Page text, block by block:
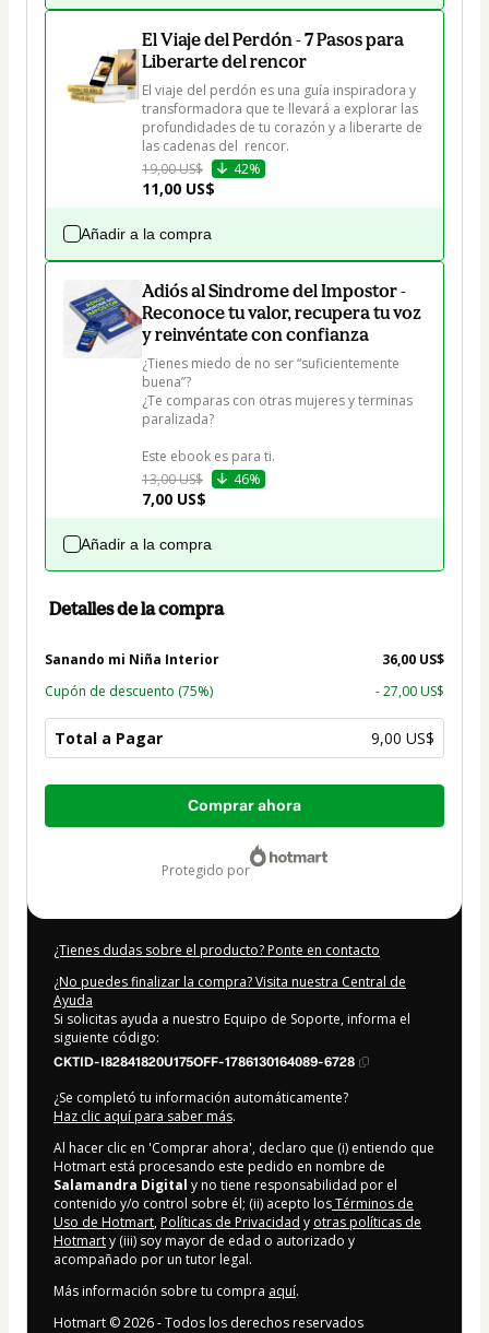
El Viaje del Perdón - 7 Pasos para
Liberarte del rencor
El viaje del perdón es una guía inspiradora y
transformadora que te llevará a explorar las
profundidades de tu corazón y a liberarte de
las cadenas del  rencor.
19,00 US$
42%
11,00 US$
Añadir a la compra
Adiós al Sindrome del Impostor -
Reconoce tu valor, recupera tu voz
y reinvéntate con confianza
¿Tienes miedo de no ser “suficientemente
buena”?
¿Te comparas con otras mujeres y terminas
paralizada?
Este ebook es para ti.
13,00 US$
46%
7,00 US$
Añadir a la compra
Detalles de la compra
Sanando mi Niña Interior
36,00 US$
Cupón de descuento (75%) - 27,00 US$
Total a Pagar 9,00 US$
Total
Comprar ahora
protegido por
¿Tienes dudas sobre el producto? Ponte en contacto
¿No puedes finalizar la compra? Visita nuestra Central de
Ayuda
Si solicitas ayuda a nuestro Equipo de Soporte, informa el
siguiente código:
CKTID-I82841820U175OFF-1786130164089-6728
¿Se completó tu información automáticamente?
Haz clic aquí para saber más.
Al hacer clic en 'Comprar ahora', declaro que (i) entiendo que
Hotmart está procesando este pedido en nombre de
Salamandra Digital y no tiene responsabilidad por el
contenido y/o control sobre él; (ii) acepto losTérminos de
Uso de Hotmart, Políticas de Privacidad y otras políticas de
Hotmarty (iii) soy mayor de edad o autorizado y
acompañado por un tutor legal.
Más información sobre tu compra aquí.
Hotmart ©2026- Todos los derechos reservados